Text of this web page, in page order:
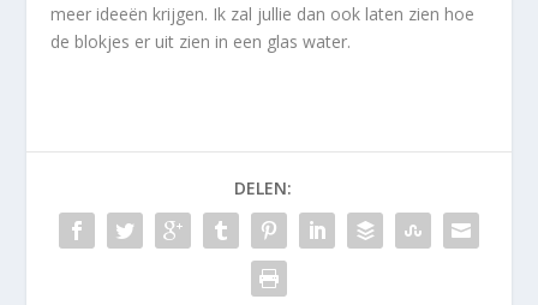
meer ideeën krijgen. Ik zal jullie dan ook laten zien hoe
de blokjes er uit zien in een glas water.
DELEN: